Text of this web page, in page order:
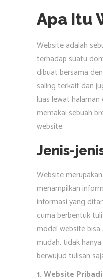
Apa Itu
Website adalah
terhadap suatu
dibuat bersama
saling terkait dan
luas lewat halaman
memakai sebuah
website.
Jenis-
Website
menampilkan
informasi yang
cuma berbentuk
model website
mudah, tidak
berwujud tulisan
1. Website Pribadi